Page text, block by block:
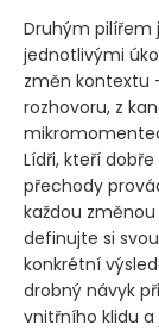
Druhým pilířem
jednotlivými
změn kontextu
rozhovoru, z
Lídři, kteří
přechody
každou
definujte si
konkrétní
drobný návyk
vnitřního klidu a